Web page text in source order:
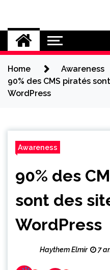
content
Cybersecurity
Home
Awareness
90% des CMS piratés
WordPress
Awareness
90% des
sont des
WordPress
Haythem Elmir 7